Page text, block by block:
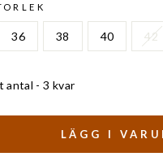
36 38 40 42
antal - 3 kvar
LÄGG I